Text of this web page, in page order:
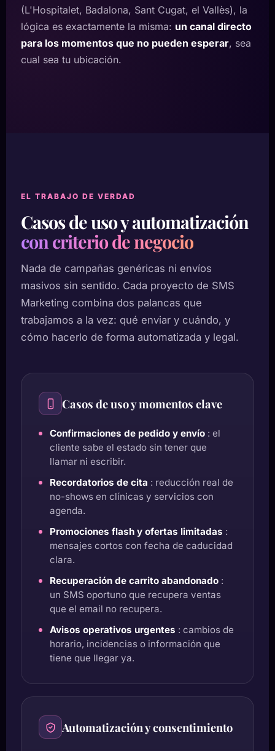
(L'Hospitalet, Badalona, Sant Cugat, el Vallès), la
lógica es exactamente la misma: un canal directo
para los momentos que no pueden esperar, sea
cual sea tu ubicación.
EL TRABAJO DE VERDAD
Casos de uso y automatización
con criterio de negocio
Nada de campañas genéricas ni envíos
masivos sin sentido. Cada proyecto de SMS
Marketing combina dos palancas que
trabajamos a la vez: qué enviar y cuándo, y
cómo hacerlo de forma automatizada y legal.
Casos de uso y momentos clave
Confirmaciones de pedido y envío : el
cliente sabe el estado sin tener que
llamar ni escribir.
Recordatorios de cita : reducción real de
no-shows en clínicas y servicios con
agenda.
Promociones flash y ofertas limitadas :
mensajes cortos con fecha de caducidad
clara.
Recuperación de carrito abandonado :
un SMS oportuno que recupera ventas
que el email no recupera.
Avisos operativos urgentes : cambios de
horario, incidencias o información que
tiene que llegar ya.
Automatización y consentimiento